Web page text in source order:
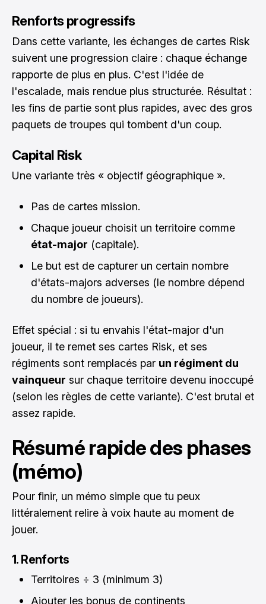
Renforts progressifs
Dans cette variante, les échanges de cartes Risk
suivent une progression claire : chaque échange
rapporte de plus en plus. C'est l'idée de
l'escalade, mais rendue plus structurée. Résultat :
les fins de partie sont plus rapides, avec des gros
paquets de troupes qui tombent d'un coup.
Capital Risk
Une variante très « objectif géographique ».
Pas de cartes mission.
Chaque joueur choisit un territoire comme
état-major (capitale).
Le but est de capturer un certain nombre
d'états-majors adverses (le nombre dépend
du nombre de joueurs).
Effet spécial : si tu envahis l'état-major d'un
joueur, il te remet ses cartes Risk, et ses
régiments sont remplacés par un régiment du
vainqueur sur chaque territoire devenu inoccupé
(selon les règles de cette variante). C'est brutal et
assez rapide.
Résumé rapide des phases
(mémo)
Pour finir, un mémo simple que tu peux
littéralement relire à voix haute au moment de
jouer.
1. Renforts
Territoires ÷ 3 (minimum 3)
Ajouter les bonus de continents